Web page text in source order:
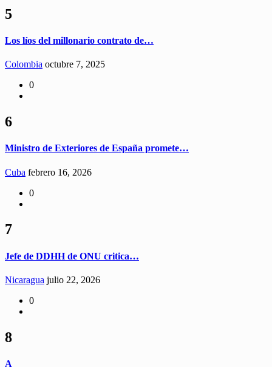
5
Los líos del millonario contrato de…
Colombia octubre 7, 2025
0
6
Ministro de Exteriores de España promete…
Cuba febrero 16, 2026
0
7
Jefe de DDHH de ONU critica…
Nicaragua julio 22, 2026
0
8
A